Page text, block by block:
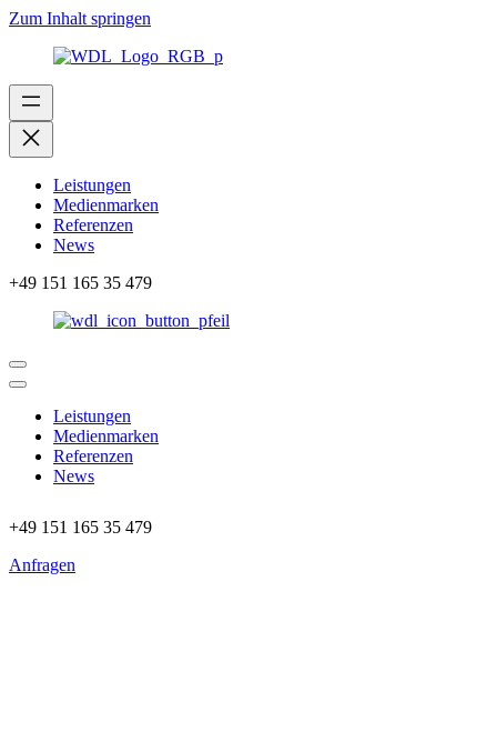
Zum Inhalt springen
Leistungen
Medienmarken
Referenzen
News
+49 151 165 35 479
Leistungen
Medienmarken
Referenzen
News
+49 151 165 35 479
Anfragen